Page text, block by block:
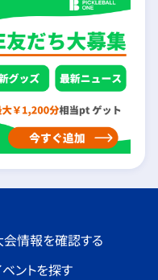
会情報を確認する
ントを探す